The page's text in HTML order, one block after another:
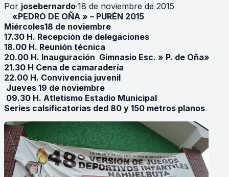
Por josebernardo·18 de noviembre de 2015
«PEDRO DE OÑA » – PURÉN 2015
Miércoles18 de noviembre
17.30 H. Recepción de delegaciones
18.00 H. Reunión técnica
20.00 H. Inauguración Gimnasio Esc. » P. de Oña»
21.30 H Cena de camaradería
22.00 H. Convivencia juvenil
Jueves 19 de noviembre
09.30 H. Atletismo Estadio Municipal
Series calsificatorias ded 80 y 150 metros planos